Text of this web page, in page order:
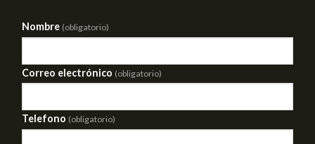
Nombre (obligatorio)
Correo electrónico (obligatorio)
Telefono (obligatorio)